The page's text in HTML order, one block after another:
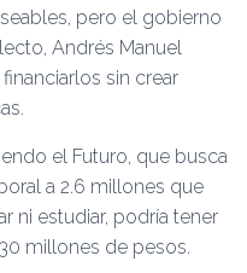
pero el gobierno
Andrés Manuel
sin crear
el Futuro, que busca
a 2.6 millones que
ni estudiar, podría tener
millones de pesos.